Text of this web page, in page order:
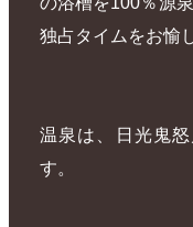
独占タイムをお愉
温泉は、日光鬼
す。